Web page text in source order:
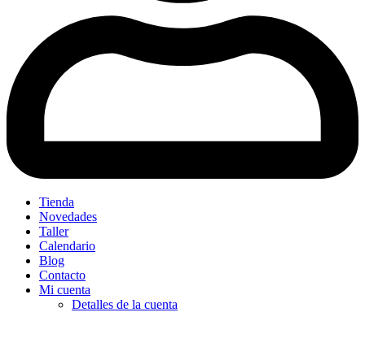
Tienda
Novedades
Taller
Calendario
Blog
Contacto
Mi cuenta
Detalles de la cuenta